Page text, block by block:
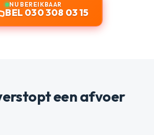
NU BEREIKBAAR
BEL 030 308 03 15
een afvoer